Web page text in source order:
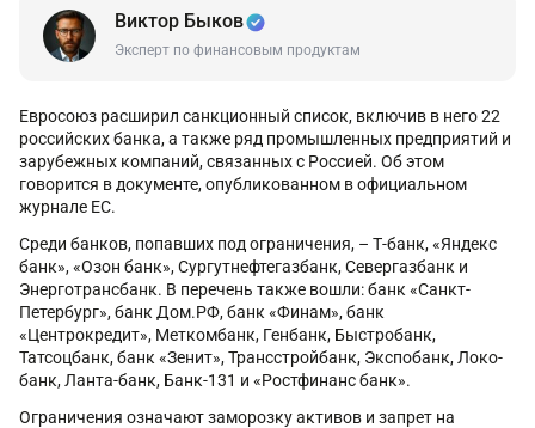
Виктор Быков
Эксперт по финансовым продуктам
Евросоюз расширил санкционный список, включив в него 22
российских банка, а также ряд промышленных предприятий и
зарубежных компаний, связанных с Россией. Об этом
говорится в документе, опубликованном в официальном
журнале ЕС.
Среди банков, попавших под ограничения, – Т-банк, «Яндекс
банк», «Озон банк», Сургутнефтегазбанк, Севергазбанк и
Энерготрансбанк. В перечень также вошли: банк «Санкт-
Петербург», банк Дом.РФ, банк «Финам», банк
«Центрокредит», Меткомбанк, Генбанк, Быстробанк,
Татсоцбанк, банк «Зенит», Трансстройбанк, Экспобанк, Локо-
банк, Ланта-банк, Банк-131 и «Ростфинанс банк».
Ограничения означают заморозку активов и запрет на